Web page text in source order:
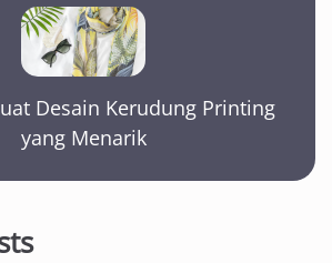
Desain Kerudung Printing
yang Menarik